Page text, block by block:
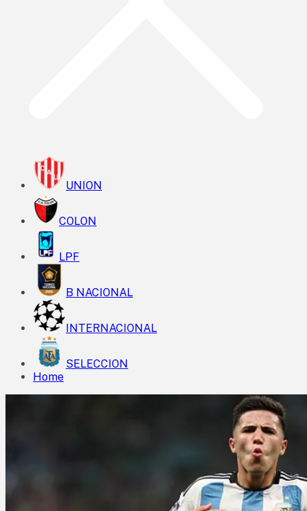
UNION
COLON
LPF
B NACIONAL
INTERNACIONAL
SELECCION
Home